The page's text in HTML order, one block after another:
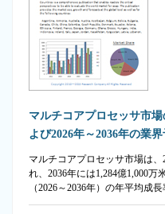
マルチコアプロセッサ市
よび2026年～2036年の業界
マルチコアプロセッサ市場は、
れ、2036年には1,284億1,000
（2026～2036年）の年平均成長